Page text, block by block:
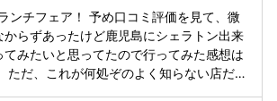
て皆さん気配りだけでなく親切、丁寧。
撮りましょか」といった親切な声かけもあ
い。 ※入口看板にある某シェ
フさん。気配りがすごくて感動。
ンチフェア！ 予め口コミ評価を見て、微
らずあったけど鹿児島にシェラトン出来
みたいと思ってたので行ってみた感想は
ただ、これが何処ぞのよく知らない店だっ